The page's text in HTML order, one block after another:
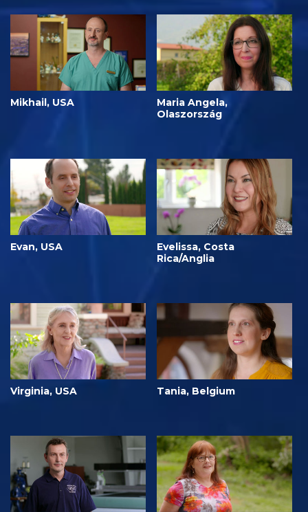
Mikhail, USA
Maria Angela,
Olaszország
Evan, USA
Evelissa, Costa
Rica/Anglia
Virginia, USA Tania, Belgium